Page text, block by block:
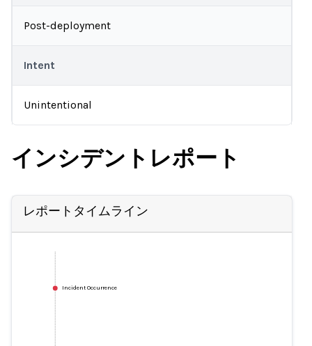
Post-deployment
Intent
Unintentional
インシデントレポート
レポートタイムライン
Incident Occurrence